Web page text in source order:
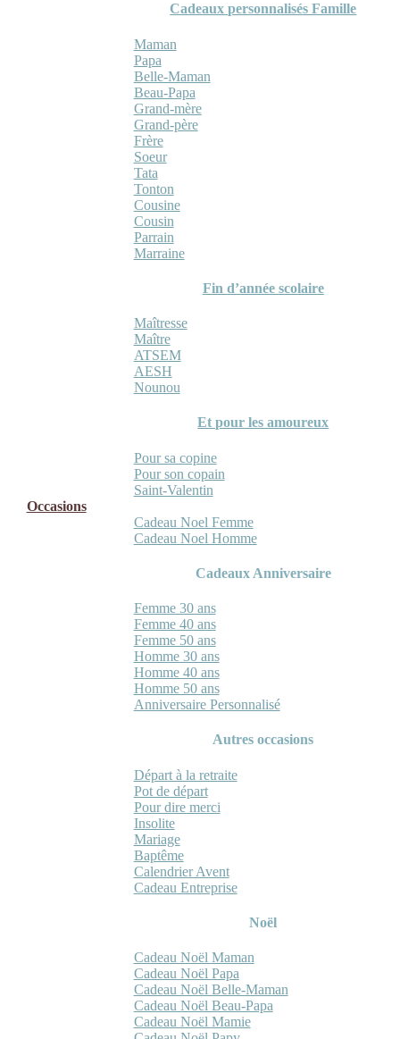
Cadeaux personnalisés Famille
Maman
Papa
Belle-Maman
Beau-Papa
Grand-mère
Grand-père
Frère
Soeur
Tata
Tonton
Cousine
Cousin
Parrain
Marraine
Fin d’année scolaire
Maîtresse
Maître
ATSEM
AESH
Nounou
Et pour les amoureux
Pour sa copine
Pour son copain
Saint-Valentin
Occasions
Cadeau Noel Femme
Cadeau Noel Homme
Cadeaux Anniversaire
Femme 30 ans
Femme 40 ans
Femme 50 ans
Homme 30 ans
Homme 40 ans
Homme 50 ans
Anniversaire Personnalisé
Autres occasions
Départ à la retraite
Pot de départ
Pour dire merci
Insolite
Mariage
Baptême
Calendrier Avent
Cadeau Entreprise
Noël
Cadeau Noël Maman
Cadeau Noël Papa
Cadeau Noël Belle-Maman
Cadeau Noël Beau-Papa
Cadeau Noël Mamie